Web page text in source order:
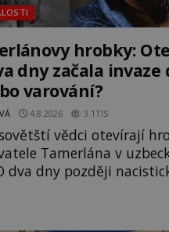
hrobky:
dny začala invaze
varování?
4.8.2026 3.1TIS
vědci otevírají
Tamerlána v
dva dny později
operaci Barbarossa a
Shoda dat je natolik